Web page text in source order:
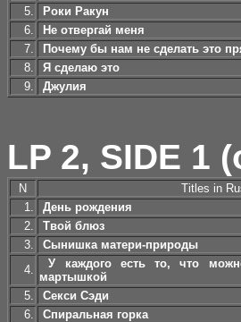
5.
Роки Ракун
6.
Не отвергай меня
7.
Почему бы нам не сделать это
8.
Я сделаю это
9.
Джулия
LP 2, SIDE 1
N
Titles in
1.
День рождения
2.
Твой блюз
3.
Сынишка матери-природы
4.
У каждого есть то, что
мартышкой
5.
Секси Сэди
6.
Спиральная горка